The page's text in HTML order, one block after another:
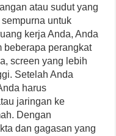
atau sudut yang
untuk
kerja Anda, Anda
beberapa perangkat
screen yang lebih
Setelah Anda
harus
jaringan ke
Dengan
dan gagasan yang